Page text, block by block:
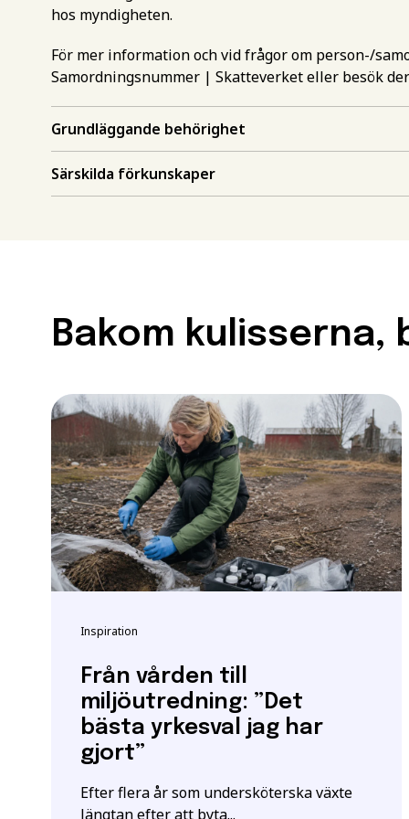
hos myndigheten.
För mer information och vid frågor om person-/
Samordningsnummer | Skatteverketeller besök
Grundläggande behörighet
Särskilda förkunskaper
Bakom
Inspiration
Från vården till
miljöutredning: ”Det
bästa yrkesval jag har
gjort”
Efter flera år som undersköterska växte
längtan efter att byta...
Gör en
mer
Förnamn
Efternamn*
E-post*
*Observera att detta inte
Jag ger
utbildningen
För att kunna söka till
utbildningar kan också
Vänligen notera: För
yrkeshögskolan krävs
att vi registrerar
För mer information
Samordningsnummer |
Grundläggande